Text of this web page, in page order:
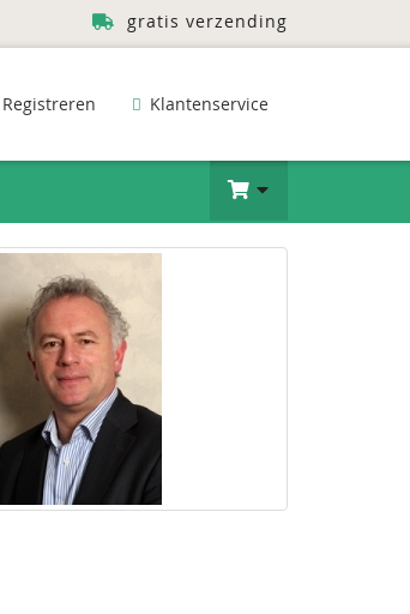
gratis verzending
Registreren Klantenservice